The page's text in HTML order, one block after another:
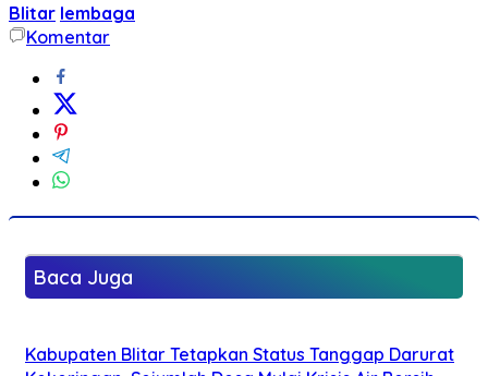
Blitar lembaga
Komentar
Baca Juga
Kabupaten Blitar Tetapkan Status Tanggap Darurat